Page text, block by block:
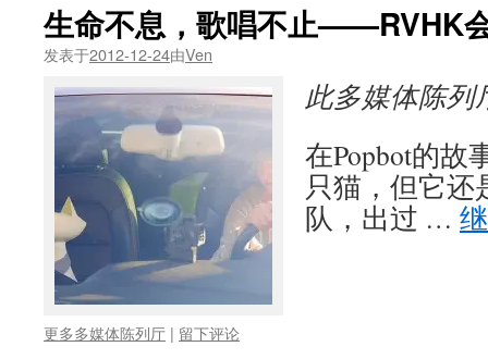
生命不息，歌唱不止——RVHK
发表于2012-12-24由Ven
此多媒体陈
在Popbot的故
只猫，但它还
队，出过 …
更多多媒体陈列厅 | 留下评论